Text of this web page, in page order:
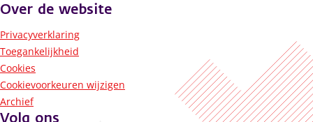
Over de website
Privacyverklaring
Toegankelijkheid
Cookies
Cookievoorkeuren wijzigen
Archief
Volg ons